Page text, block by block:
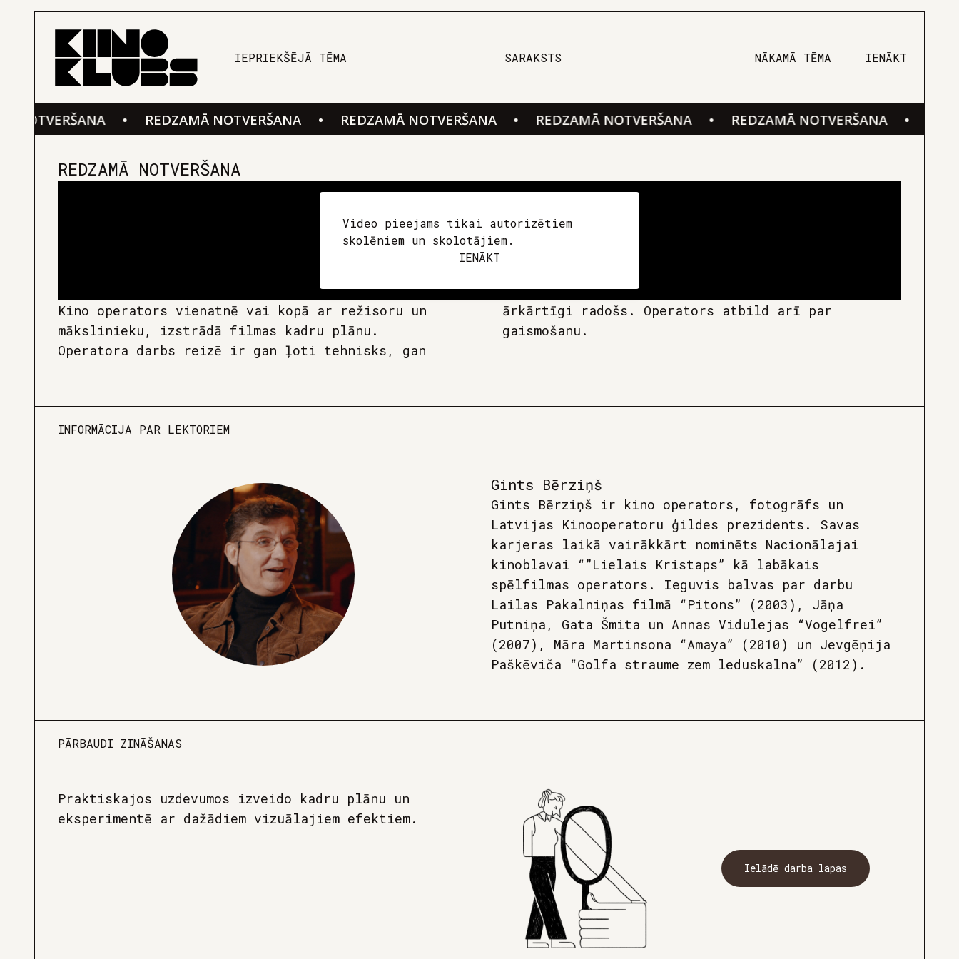
IENĀKT
IEPRIEKŠĒJĀ TĒMA SARAKSTS NĀKAMĀ TĒMA
• REDZAMĀ NOTVERŠANA • REDZAMĀ NOTVERŠANA • REDZAMĀ NOTVERŠANA • REDZAMĀ NOTVERŠANA •
REDZAMĀ NOTVERŠANA
Video pieejams tikai autorizētiem
skolēniem un skolotājiem.
IENĀKT
Kino operators vienatnē vai kopā ar režisoru un
mākslinieku, izstrādā filmas kadru plānu.
Operatora darbs reizē ir gan ļoti tehnisks, gan
ārkārtīgi radošs. Operators atbild arī par
gaismošanu.
INFORMĀCIJA PAR LEKTORIEM
Gints Bērziņš
Gints Bērziņš ir kino operators, fotogrāfs un
Latvijas Kinooperatoru ģildes prezidents. Savas
karjeras laikā vairākkārt nominēts Nacionālajai
kinoblavai “”Lielais Kristaps” kā labākais
spēlfilmas operators. Ieguvis balvas par darbu
Lailas Pakalniņas filmā “Pitons” (2003), Jāņa
Putniņa, Gata Šmita un Annas Vidulejas “Vogelfrei”
(2007), Māra Martinsona “Amaya” (2010) un Jevgēņija
Paškēviča “Golfa straume zem leduskalna” (2012).
PĀRBAUDI ZINĀŠANAS
Praktiskajos uzdevumos izveido kadru plānu un
eksperimentē ar dažādiem vizuālajiem efektiem.
Ielādē darba lapas